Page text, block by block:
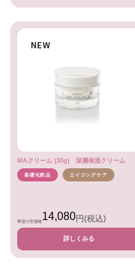
NEW
MAクリーム (30g) 深層保湿クリーム
基礎化粧品 エイジングケア
希望小売価格14,080円(税込)
詳しくみる